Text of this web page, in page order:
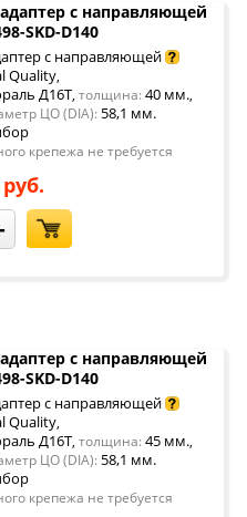
с направляющей
SKD-D140
с направляющей
Quality,
Д16Т, толщина: 40 мм.,
ЦО (DIA): 58,1 мм.
крепежа не требуется
с направляющей
SKD-D140
с направляющей
Quality,
Д16Т, толщина: 45 мм.,
ЦО (DIA): 58,1 мм.
крепежа не требуется